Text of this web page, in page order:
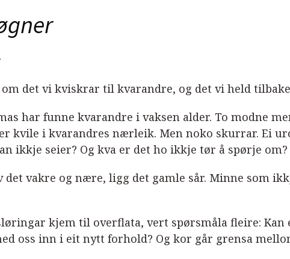
det vi kviskrar til kvarandre, og det vi held
har funne kvarandre i vaksen alder. To modne
kvile i kvarandres nærleik. Men noko skurrar. Ei
ikkje seier? Og kva er det ho ikkje tør å spørje om?
det vakre og nære, ligg det gamle sår. Minne som
kjem til overflata, vert spørsmåla fleire: Kan
oss inn i eit nytt forhold? Og kor går grensa